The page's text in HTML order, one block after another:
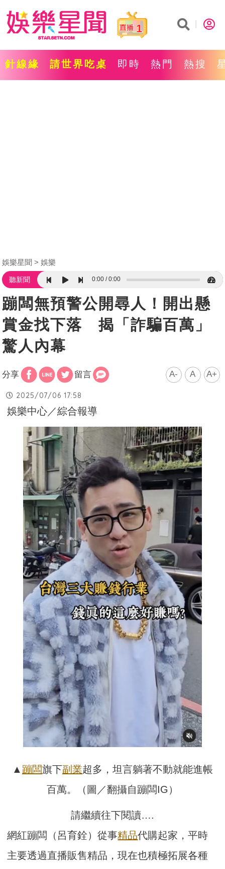
1
針線緣 請世界吃桌 即時 熱門 熱搜
娛樂星聞 娛樂
聽新聞 0:00 0:00
蹦闆無預警公開尋人！開出懸
賞金找下落 揭「詐騙百萬」
驚人內幕
分享 留言 A- A A+
2025/07/06 17:58
娛樂中心／綜合報導
▲ 蹦闆旗下副業超多，坦言躺著不動就能進帳
百萬。（圖／翻攝自蹦闆IG）
請繼續往下閱讀….
網紅蹦闆（呂育銓）從事精品代購起家，平時
主要透過直播販售精品，現在也積極拓展各種